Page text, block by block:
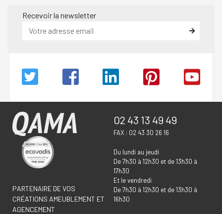
Recevoir la newsletter
PARTENAIRE DE VOS
CRÉATIONS AMEUBLEMENT ET
AGENCEMENT
02 43 13 49 49
FAX : 02 43 30 26 16
Du lundi au jeudi
De 7h30 à 12h30 et de 13h30 à
17h30
Et le vendredi
De 7h30 à 12h30 et de 13h30 à
16h30